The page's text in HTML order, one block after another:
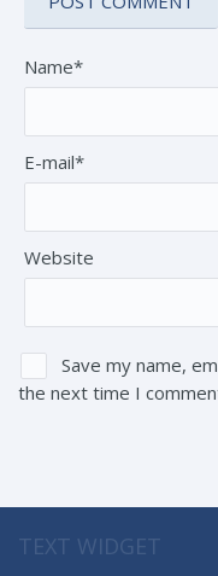
Name*
E-mail*
Website
Save my name,
the next time I